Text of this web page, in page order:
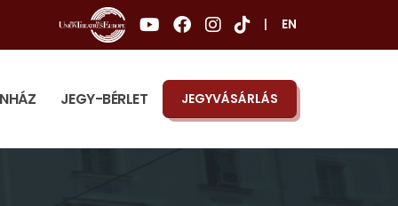
EN
JEGY-BÉRLET JEGYVÁSÁRLÁS